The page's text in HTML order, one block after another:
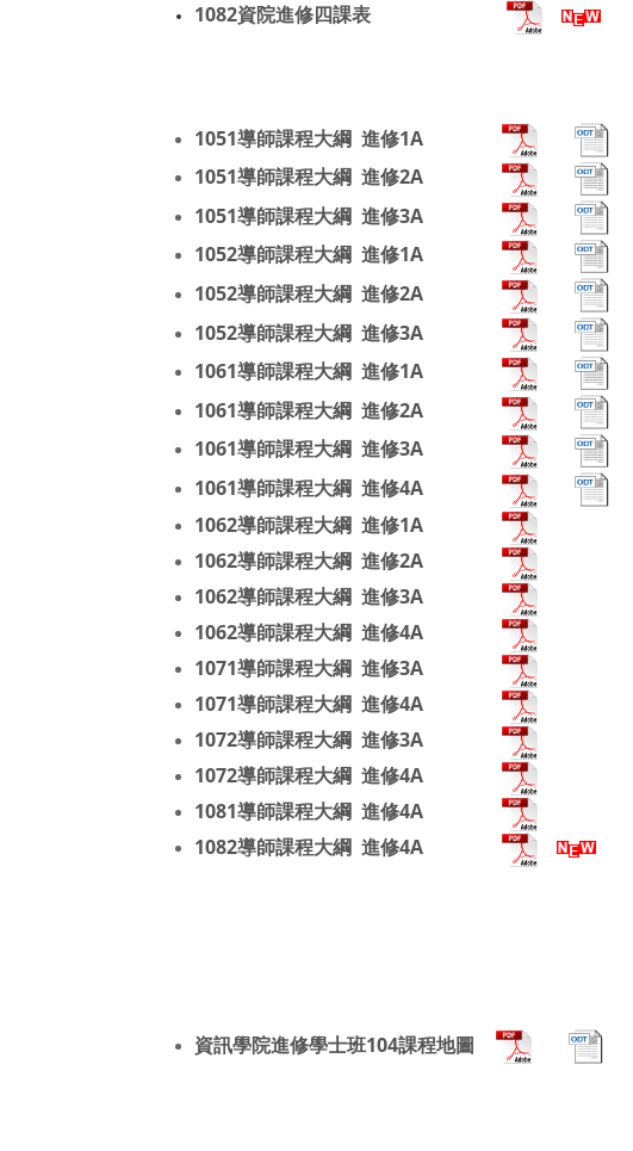
1082資院進修四課表
1051導師課程大綱 進修1A
1051導師課程大綱 進修2A
1051導師課程大綱 進修3A
1052導師課程大綱 進修1A
1052導師課程大綱 進修2A
1052導師課程大綱 進修3A
1061導師課程大綱 進修1A
1061導師課程大綱 進修2A
1061導師課程大綱 進修3A
1061導師課程大綱 進修4A
1062導師課程大綱 進修1A
1062導師課程大綱 進修2A
1062導師課程大綱 進修3A
1062導師課程大綱 進修4A
1071導師課程大綱 進修3A
1071導師課程大綱 進修4A
1072導師課程大綱 進修3A
1072導師課程大綱 進修4A
1081導師課程大綱 進修4A
1082導師課程大綱 進修4A
資訊學院進修學士班104課程地圖